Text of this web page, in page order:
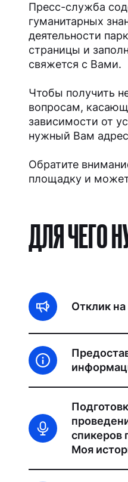
Пресс-служба
гуманитарных
деятельности
страницы и
свяжется с Вами.
Чтобы получить
вопросам,
зависимости от
нужный Вам
Обратите
площадку и может
ДЛЯ ЧЕГО
Отклик
спикеров
Моя